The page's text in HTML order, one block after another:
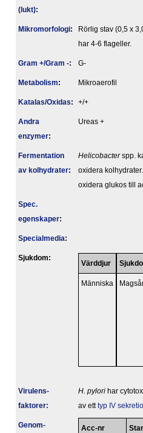
(lukt):
Mikromorfologi:
Rörlig stav (0,5 x
har 4-6 flageller.
Gram +/Gram -: G-
Metabolism: Mikroaerofil
Katalas/Oxidas: +/+
Andra
enzymer:
Ureas +
Fermentation
av kolhydrater:
Helicobacterspp.
oxidera
oxidera glukos till
Spec.
egenskaper:
Specialmedia:
Sjukdom:
Värddjur
Människa
Virulens­
faktorer:
H. pylori har
av etttyp IV
Genom­
Acc-nr